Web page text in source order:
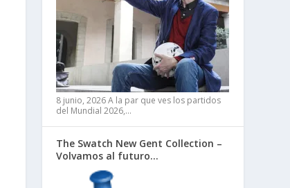
8 junio, 2026A la par que ves los partidos
del Mundial 2026,…
The Swatch New Gent Collection –
Volvamos al futuro…